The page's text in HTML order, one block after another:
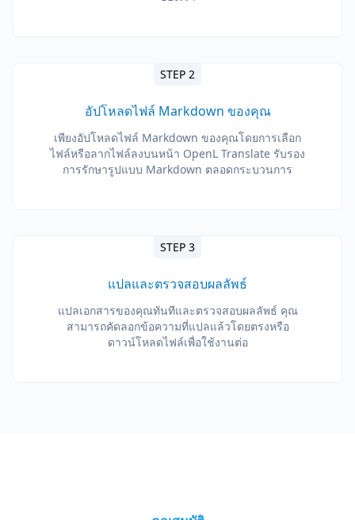
STEP 2
อัปโหลดไฟล์ Markdown ของคุณ
เพียงอัปโหลดไฟล์ Markdown ของคุณโดยการเลือก
ไฟล์หรือลากไฟล์ลงบนหน้า OpenL Translate รับรอง
การรักษารูปแบบ Markdown ตลอดกระบวนการ
STEP 3
แปลและตรวจสอบผลลัพธ์
แปลเอกสารของคุณทันทีและตรวจสอบผลลัพธ์ คุณ
สามารถคัดลอกข้อความที่แปลแล้วโดยตรงหรือ
ดาวน์โหลดไฟล์เพื่อใช้งานต่อ